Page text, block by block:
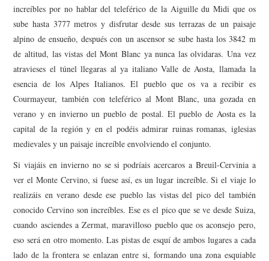
AMIGOS
CONTACTO
increíbles por no hablar del teleférico de la Aiguille du Midi que os
sube hasta 3777 metros y disfrutar desde sus terrazas de un paisaje
alpino de ensueño, después con un ascensor se sube hasta los 3842 m
de altitud, las vistas del Mont Blanc ya nunca las olvidaras. Una vez
atravieses el túnel llegaras al ya italiano Valle de Aosta, llamada la
esencia de los Alpes Italianos. El pueblo que os va a recibir es
Courmayeur, también con teleférico al Mont Blanc, una gozada en
verano y en invierno un pueblo de postal. El pueblo de Aosta es la
capital de la región y en el podéis admirar ruinas romanas, iglesias
medievales y un paisaje increíble envolviendo el conjunto.
Si viajáis en invierno no se si podríais acercaros a Breuil-Cervinia a
ver el Monte Cervino, si fuese así, es un lugar increíble. Si el viaje lo
realizáis en verano desde ese pueblo las vistas del pico del también
conocido Cervino son increíbles. Ese es el pico que se ve desde Suiza,
cuando asciendes a Zermat, maravilloso pueblo que os aconsejo pero,
eso será en otro momento. Las pistas de esquí de ambos lugares a cada
lado de la frontera se enlazan entre si, formando una zona esquiable